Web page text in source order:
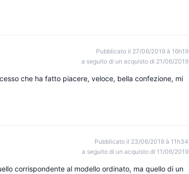
Pubblicato il 27/06/2019 à 16h19
a seguito di un acquisto di 21/06/2019
che ha fatto piacere, veloce, bella confezione, mi
Pubblicato il 23/06/2019 à 11h34
a seguito di un acquisto di 11/06/2019
corrispondente al modello ordinato, ma quello di un